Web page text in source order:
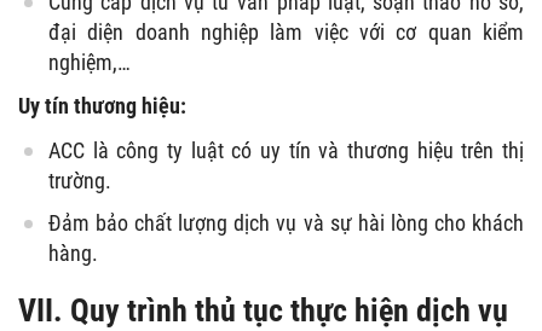
đại diện doanh nghiệp làm việc với cơ quan kiểm
nghiệm,…
Uy tín thương hiệu:
ACC là công ty luật có uy tín và thương hiệu trên thị
trường.
Đảm bảo chất lượng dịch vụ và sự hài lòng cho khách
hàng.
VII. Quy trình thủ tục thực hiện dịch vụ